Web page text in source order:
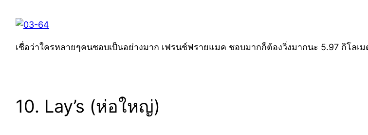
เชื่อว่าใครหลายๆคนชอบเป็นอย่างมาก เฟรนช์ฟรายแมค ชอบมากก็ต้องวิ่งมากนะ 5.97 กิโลเม
10. Lay’s (ห่อใหญ่)